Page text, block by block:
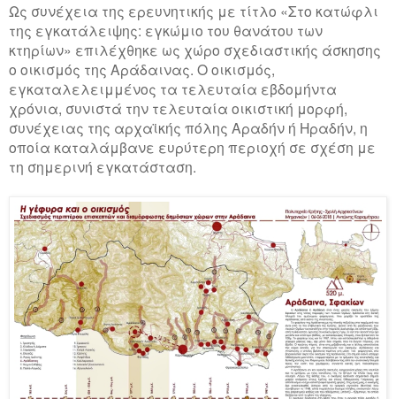
Ως συνέχεια της ερευνητικής με τίτλο «Στο κατώφλι
της εγκατάλειψης: εγκώμιο του θανάτου των
κτηρίων» επιλέχθηκε ως χώρο σχεδιαστικής άσκησης
ο οικισμός της Αράδαινας. Ο οικισμός,
εγκαταλελειμμένος τα τελευταία εβδομήντα
χρόνια, συνιστά την τελευταία οικιστική μορφή,
συνέχειας της αρχαϊκής πόλης Αραδήν ή Ηραδήν, η
οποία καταλάμβανε ευρύτερη περιοχή σε σχέση με
τη σημερινή εγκατάσταση.